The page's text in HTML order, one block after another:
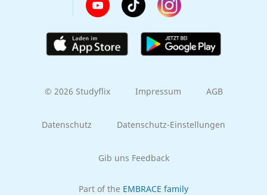
© 2026 Studyflix Impressum AGB
Datenschutz Datenschutz-Einstellungen
Gib uns Feedback
Part of the EMBRACE family